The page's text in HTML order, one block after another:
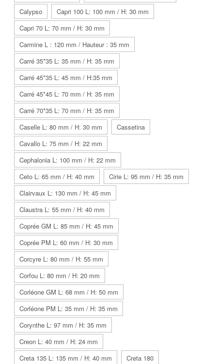
Calypso
Capri 100 L: 100 mm / H: 30 mm
Capri 70 L: 70 mm / H: 30 mm
Carmine L : 120 mm / Hauteur : 35 mm
Carré 35*35 L: 35 mm / H: 35 mm
Carré 45*35 L: 45 mm / H:35 mm
Carré 45*45 L: 70 mm / H: 35 mm
Carré 70*35 L: 70 mm / H: 35 mm
Caselle L: 80 mm / H: 30 mm
Cassetina
Cavallo L: 75 mm / H: 22 mm
Cephalonia L: 100 mm / H: 22 mm
Ceto L: 65 mm / H: 40 mm
Cirie L: 95 mm / H: 35 mm
Clairvaux L: 130 mm / H: 45 mm
Claustra L: 55 mm / H: 40 mm
Coprée GM L: 85 mm / H: 45 mm
Coprée PM L: 60 mm / H: 30 mm
Corcyre L: 80 mm / H: 55 mm
Corfou L: 80 mm / H: 20 mm
Corléone GM L: 68 mm / H: 50 mm
Corléone PM L: 35 mm / H: 35 mm
Corynthe L: 97 mm / H: 35 mm
Creon L: 40 mm / H: 24 mm
Creta 135 L: 135 mm / H: 40 mm
Creta 180